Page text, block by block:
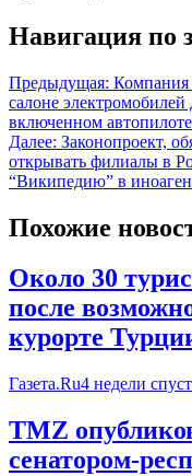
Навигация по
Предыдущая: Компания
салоне электромобилей
включенном автопилоте
Далее: Законопроект,
открывать филиалы в
“Википедию” в
Похожие
Около 30
после
курорте
Газета.Ru4 недели
TMZ
сенатором-